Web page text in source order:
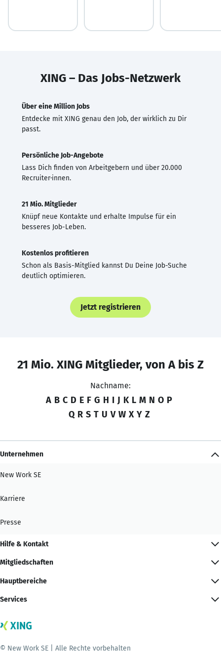
XING – Das Jobs-Netzwerk
Über eine Million Jobs
Entdecke mit XING genau den Job, der wirklich zu Dir
passt.
Persönliche Job-Angebote
Lass Dich finden von Arbeitgebern und über 20.000
Recruiter·innen.
21 Mio. Mitglieder
Knüpf neue Kontakte und erhalte Impulse für ein
besseres Job-Leben.
Kostenlos profitieren
Schon als Basis-Mitglied kannst Du Deine Job-Suche
deutlich optimieren.
Jetzt registrieren
21 Mio. XING Mitglieder, von A bis Z
Nachname:
A B C D E F G H I J K L M N O P
Q R S T U V W X Y Z
Unternehmen
New Work SE
Karriere
Presse
Hilfe & Kontakt
Mitgliedschaften
Hauptbereiche
Services
© New Work SE | Alle Rechte vorbehalten